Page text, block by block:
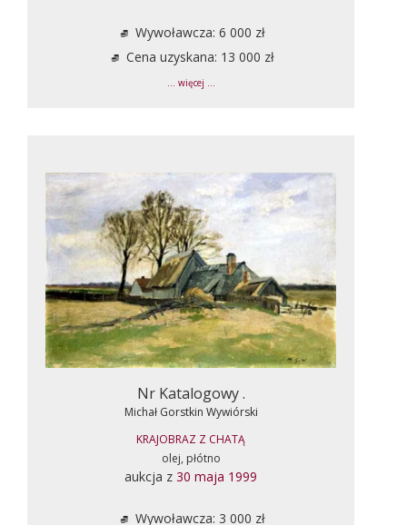
Wywoławcza: 6 000 zł
Cena uzyskana: 13 000 zł
... więcej ...
Nr Katalogowy .
Michał Gorstkin Wywiórski
KRAJOBRAZ Z CHATĄ
olej, płótno
aukcja z 30 maja 1999
Wywoławcza: 3 000 zł